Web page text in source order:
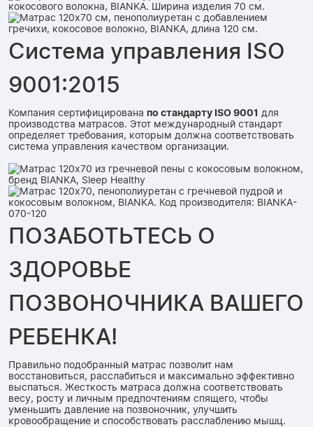
Система управления ISO
9001:2015
Компания сертифицирована по стандарту ISO 9001 для
производства матрасов. Этот международный стандарт
определяет требования, которым должна соответствовать
система управления качеством организации.
ПОЗАБОТЬТЕСЬ О
ЗДОРОВЬЕ
ПОЗВОНОЧНИКА ВАШЕГО
РЕБЕНКА!
Правильно подобранный матрас позволит нам
восстановиться, расслабиться и максимально эффективно
выспаться. Жесткость матраса должна соответствовать
весу, росту и личным предпочтениям спящего, чтобы
уменьшить давление на позвоночник, улучшить
кровообращение и способствовать расслаблению мышц.